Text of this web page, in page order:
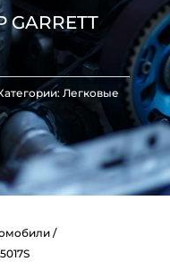
Легковые
/